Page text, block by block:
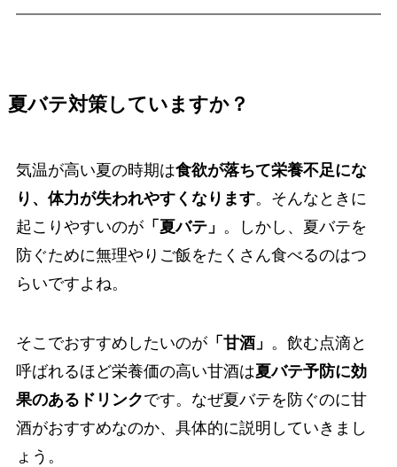
夏バテ対策していますか？
気温が高い夏の時期は食欲が落ちて栄養不足にな
り、体力が失われやすくなります。そんなときに
起こりやすいのが「夏バテ」 。しかし、夏バテを
防ぐために無理やりご飯をたくさん食べるのはつ
らいですよね。
そこでおすすめしたいのが「甘酒」 。飲む点滴と
呼ばれるほど栄養価の高い甘酒は夏バテ予防に効
果のあるドリンクです。なぜ夏バテを防ぐのに甘
酒がおすすめなのか、具体的に説明していきまし
ょう。